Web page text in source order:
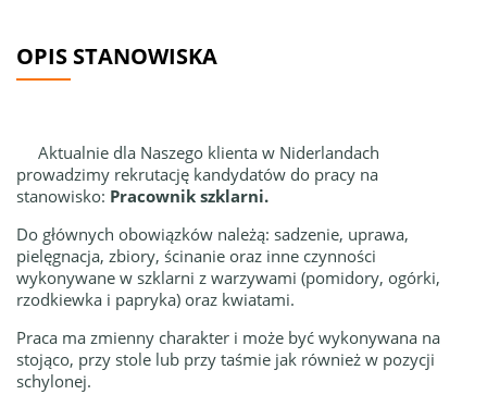
OPIS STANOWISKA
Aktualnie dla Naszego klienta w Niderlandach
prowadzimy rekrutację kandydatów do pracy na
stanowisko: Pracownik szklarni.
Do głównych obowiązków należą: sadzenie, uprawa,
pielęgnacja, zbiory, ścinanie oraz inne czynności
wykonywane w szklarni z warzywami (pomidory, ogórki,
rzodkiewka i papryka) oraz kwiatami.
Praca ma zmienny charakter i może być wykonywana na
stojąco, przy stole lub przy taśmie jak również w pozycji
schylonej.